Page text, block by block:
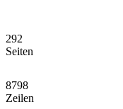
292
Seiten
8798
Zeilen